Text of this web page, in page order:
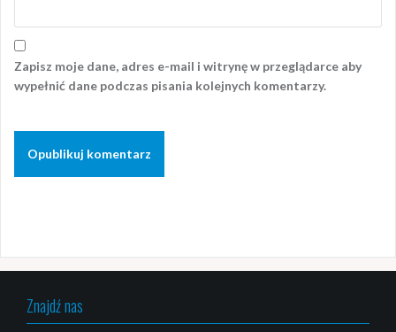
Zapisz moje dane, adres e-mail i witrynę w przeglądarce aby
wypełnić dane podczas pisania kolejnych komentarzy.
Znajdź nas